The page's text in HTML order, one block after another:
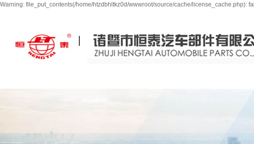
Warning: file_put_contents(/home/htzdbhltkz0d/wwwroot/source/cache/license_cache.php):